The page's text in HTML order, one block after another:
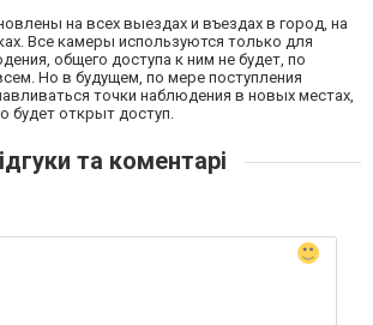
на всех выездах и въездах в город, на
Все камеры используются только для
общего доступа к ним не будет, по
Но в будущем, по мере поступления
точки наблюдения в новых местах,
открыт доступ.
та коментарі